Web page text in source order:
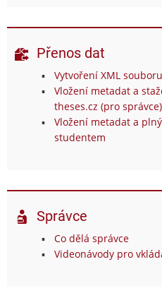
Přenos dat
Vytvoření XML
Vložení metadat a
theses.cz (pro správce)
Vložení metadat a
studentem
Správce
Co dělá správce
Videonávody pro